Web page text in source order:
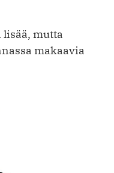
mutta
makaavia